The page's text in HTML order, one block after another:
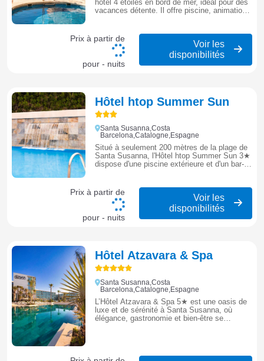
hôtel 4 étoiles en bord de mer, idéal pour des
vacances détente. Il offre piscine, animations
Prix à partir de
pour - nuits
Voir les
disponibilités
Hôtel htop Summer Sun
Santa Susanna,Costa
Barcelona,Catalogne,Espagne
Situé à seulement 200 mètres de la plage de
Santa Susanna, l'Hôtel htop Summer Sun 3★
dispose d'une piscine extérieure et d'un bar-
idéal pour profiter du soleil et des activités de
la Costa Barcelona à petit prix.
Prix à partir de
pour - nuits
Voir les
disponibilités
Hôtel Atzavara & Spa
Santa Susanna,Costa
Barcelona,Catalogne,Espagne
L’Hôtel Atzavara & Spa 5★ est une oasis de
luxe et de sérénité à Santa Susanna, où
élégance, gastronomie et bien-être se